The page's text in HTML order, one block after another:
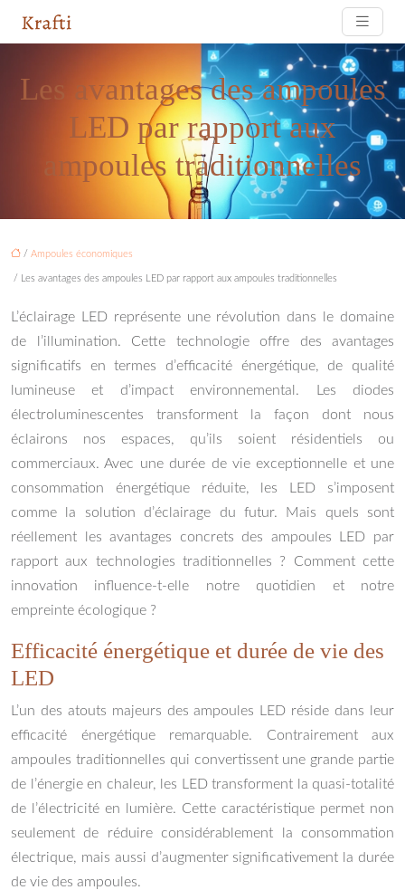
Les avantages des ampoules
LED par rapport aux
ampoules traditionnelles
/ Ampoules économiques
/ Les avantages des ampoules LED par rapport aux ampoules traditionnelles
L’éclairage LED représente une révolution dans le domaine
de l’illumination. Cette technologie offre des avantages
significatifs en termes d’efficacité énergétique, de qualité
lumineuse et d’impact environnemental. Les diodes
électroluminescentes transforment la façon dont nous
éclairons nos espaces, qu’ils soient résidentiels ou
commerciaux. Avec une durée de vie exceptionnelle et une
consommation énergétique réduite, les LED s’imposent
comme la solution d’éclairage du futur. Mais quels sont
réellement les avantages concrets des ampoules LED par
rapport aux technologies traditionnelles ? Comment cette
innovation influence-t-elle notre quotidien et notre
empreinte écologique ?
Efficacité énergétique et durée de vie des
LED
L’un des atouts majeurs des ampoules LED réside dans leur
efficacité énergétique remarquable. Contrairement aux
ampoules traditionnelles qui convertissent une grande partie
de l’énergie en chaleur, les LED transforment la quasi-totalité
de l’électricité en lumière. Cette caractéristique permet non
seulement de réduire considérablement la consommation
électrique, mais aussi d’augmenter significativement la durée
de vie des ampoules.